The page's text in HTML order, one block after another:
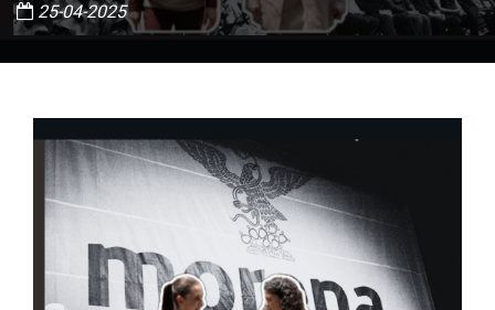
25-04-2025